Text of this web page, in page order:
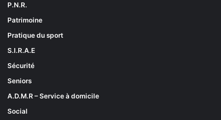
P.N.R.
Patrimoine
Pratique du sport
S.I.R.A.E
Sécurité
Seniors
A.D.M.R – Service à domicile
Social